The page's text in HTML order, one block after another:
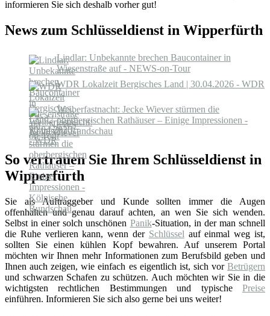
informieren Sie sich deshalb vorher gut!
News zum Schlüsseldienst in Wipperfürth
Lindlar: Unbekannte brechen Baucontainer in
Wiesenstraße auf - NEWS-on-Tour
WDR Lokalzeit Bergisches Land | 30.04.2026 - WDR
Weiberfastnacht: Jecke Wiever stürmen die
oberbergischen Rathäuser – Einige Impressionen -
Kölnische Rundschau
So vertrauen Sie Ihrem Schlüsseldienst in
Wipperfürth
Sie als Auftraggeber und Kunde sollten immer die Augen
offenhalten und genau darauf achten, an wen Sie sich wenden.
Selbst in einer solch unschönen Panik-Situation, in der man schnell
die Ruhe verlieren kann, wenn der Schlüssel auf einmal weg ist,
sollten Sie einen kühlen Kopf bewahren. Auf unserem Portal
möchten wir Ihnen mehr Informationen zum Berufsbild geben und
Ihnen auch zeigen, wie einfach es eigentlich ist, sich vor Betrügern
und schwarzen Schafen zu schützen. Auch möchten wir Sie in die
wichtigsten rechtlichen Bestimmungen und typische Preise
einführen. Informieren Sie sich also gerne bei uns weiter!